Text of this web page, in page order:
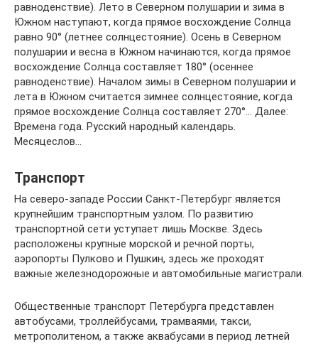
равноденствие). Лето в Северном полушарии и зима в
Южном наступают, когда прямое восхождение Солнца
равно 90° (летнее солнцестояние). Осень в Северном
полушарии и весна в Южном начинаются, когда прямое
восхождение Солнца составляет 180° (осеннее
равноденствие). Началом зимы в Северном полушарии и
лета в Южном считается зимнее солнцестояние, когда
прямое восхождение Солнца составляет 270°… Далее:
Времена года. Русский народный календарь.
Месяцеслов…
Транспорт
На северо-западе России Санкт-Петербург является
крупнейшим транспортным узлом. По развитию
транспортной сети уступает лишь Москве. Здесь
расположены крупные морской и речной порты,
аэропорты Пулково и Пушкин, здесь же проходят
важные железнодорожные и автомобильные магистрали.
Общественные транспорт Петербурга представлен
автобусами, троллейбусами, трамваями, такси,
метрополитеном, а также аквабусами в период летней